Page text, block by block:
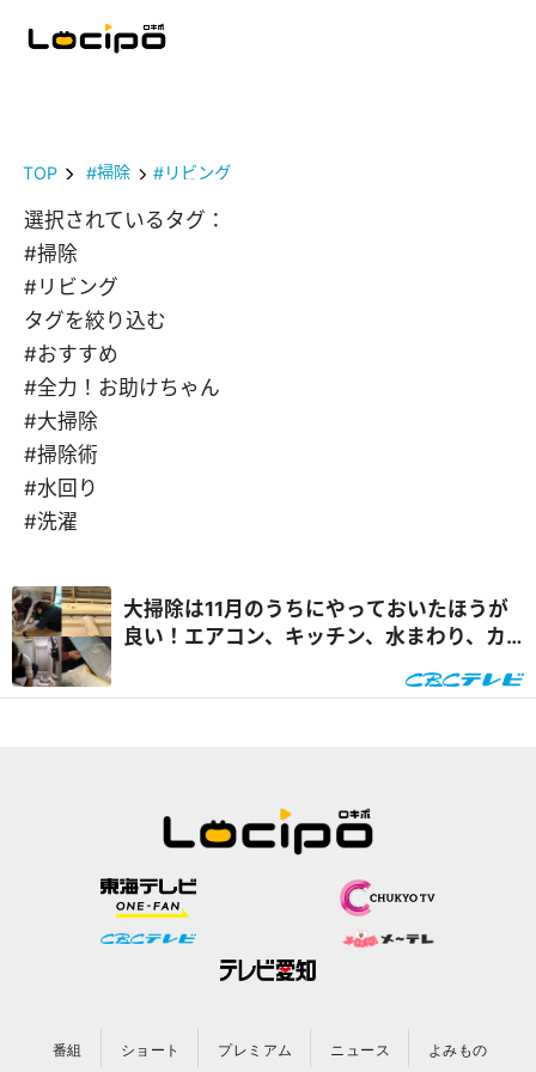
TOP #掃除 #リビング
選択されているタグ：
#掃除
#リビング
タグを絞り込む
#おすすめ
#全力！お助けちゃん
#大掃除
#掃除術
#水回り
#洗濯
大掃除は11月のうちにやっておいたほうが
良い！エアコン、キッチン、水まわり、カ
番組 ショート プレミアム ニュース よみもの